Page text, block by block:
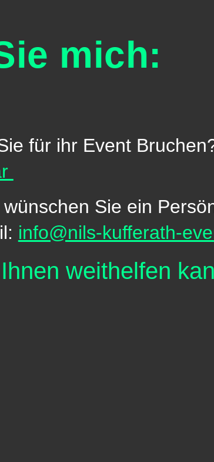
mich:
für ihr Event
Sie ein
info@nils-kufferath-
Ihnen weithelfen